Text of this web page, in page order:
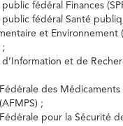
public fédéral Finances
public fédéral Santé
et Environnement
;
d’Information et de
Fédérale des
;
Fédérale pour la Sécurité